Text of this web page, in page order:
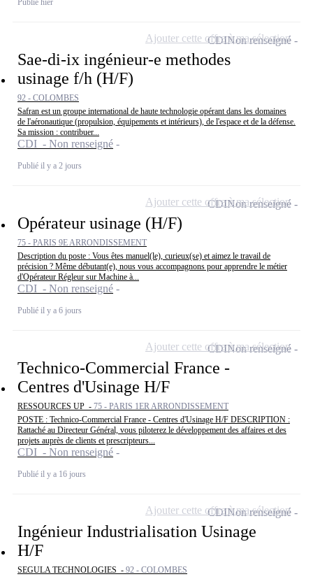
Publié hier
Sae-di-ix ingénieur-e methodes
usinage f/h (H/F)
92 - COLOMBES
Safran est un groupe international de haute technologie opérant dans les domaines
de l'aéronautique (propulsion, équipements et intérieurs), de l'espace et de la défense.
Sa mission : contribuer...
CDI - Non renseigné
Publié il y a 2 jours
CDINon renseigné
Ajouter cette offre à ma sélection
Opérateur usinage (H/F)
75 - PARIS 9E ARRONDISSEMENT
Description du poste : Vous êtes manuel(le), curieux(se) et aimez le travail de
précision ? Même débutant(e), nous vous accompagnons pour apprendre le métier
d'Opérateur Régleur sur Machine à...
CDI - Non renseigné
Publié il y a 6 jours
CDINon renseigné
Ajouter cette offre à ma sélection
Technico-Commercial France -
Centres d'Usinage H/F
RESSOURCES UP - 75 - PARIS 1ER ARRONDISSEMENT
POSTE : Technico-Commercial France - Centres d'Usinage H/F DESCRIPTION :
Rattaché au Directeur Général, vous piloterez le développement des affaires et des
projets auprès de clients et prescripteurs...
CDI - Non renseigné
Publié il y a 16 jours
CDINon renseigné
Ajouter cette offre à ma sélection
Ingénieur Industrialisation Usinage
H/F
SEGULA TECHNOLOGIES - 92 - COLOMBES
CDINon renseigné
Ajouter cette offre à ma sélection